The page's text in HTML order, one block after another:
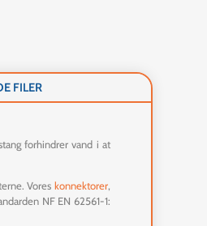
FILER
forhindrer vand i at
Vores konnektorer,
NF EN 62561-1: